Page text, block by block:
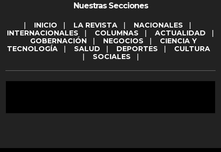
Nuestras Secciones
| INICIO | LA REVISTA | NACIONALES |
INTERNACIONALES | COLUMNAS | ACTUALIDAD |
GOBERNACIÓN | NEGOCIOS | CIENCIA Y
TECNOLOGÍA | SALUD | DEPORTES | CULTURA
| SOCIALES |